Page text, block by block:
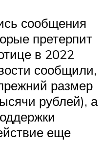
сообщения
претерпит
в 2022
сообщили,
размер
рублей), а
еще